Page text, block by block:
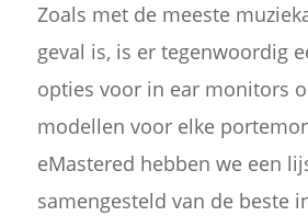
Zoals met de meeste
geval is, is er tegenwoordig
opties voor in ear monitors
modellen voor elke
eMastered hebben we een
samengesteld van de beste